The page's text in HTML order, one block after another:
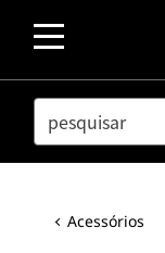
SEARCH
Acessórios